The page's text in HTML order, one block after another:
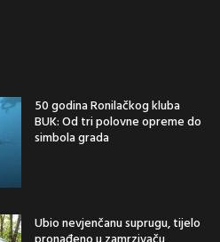
50 godina Ronilačkog kluba
BUK: Od tri polovne opreme do
simbola grada
Ubio nevjenčanu suprugu, tijelo